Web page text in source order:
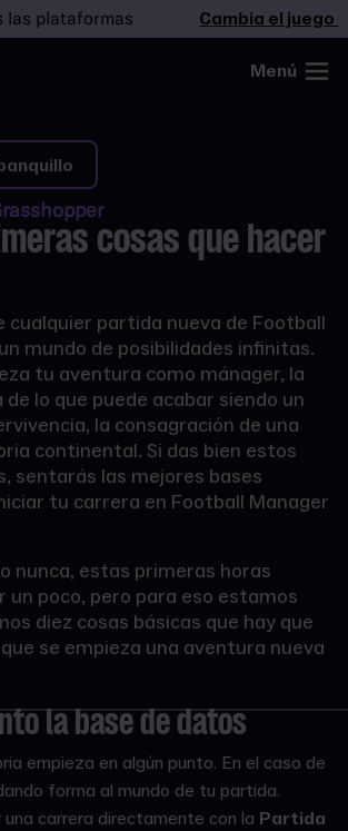
Cambia el juego –
Menú
cosas que hacer
cualquier partida nueva de Football
mundo de posibilidades infinitas.
tu aventura como mánager, la
lo que puede acabar siendo un
la consagración de una
continental. Si das bien estos
sentarás las mejores bases
tu carrera en Football Manager
nunca, estas primeras horas
un poco, pero para eso estamos
diez cosas básicas que hay que
se empieza una aventura nueva
la base de datos
empieza en algún punto. En el caso de
forma al mundo de tu partida.
una carrera directamente con la Partida